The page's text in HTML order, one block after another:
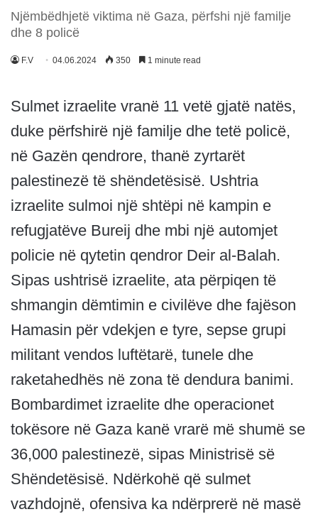
Njëmbëdhjetë viktima në Gaza, përfshi një familje
dhe 8 policë
F.V 04.06.2024 350 1 minute read
Sulmet izraelite vranë 11 vetë gjatë natës,
duke përfshirë një familje dhe tetë policë,
në Gazën qendrore, thanë zyrtarët
palestinezë të shëndetësisë. Ushtria
izraelite sulmoi një shtëpi në kampin e
refugjatëve Bureij dhe mbi një automjet
policie në qytetin qendror Deir al-Balah.
Sipas ushtrisë izraelite, ata përpiqen të
shmangin dëmtimin e civilëve dhe fajëson
Hamasin për vdekjen e tyre, sepse grupi
militant vendos luftëtarë, tunele dhe
raketahedhës në zona të dendura banimi.
Bombardimet izraelite dhe operacionet
tokësore në Gaza kanë vrarë më shumë se
36,000 palestinezë, sipas Ministrisë së
Shëndetësisë. Ndërkohë që sulmet
vazhdojnë, ofensiva ka ndërprerë në masë